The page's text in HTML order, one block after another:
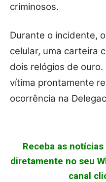
criminosos.
Durante o incidente,
celular, uma carteira
dois relógios de
vítima prontamente
ocorrência na
Receba as
diretamente no seu
canal